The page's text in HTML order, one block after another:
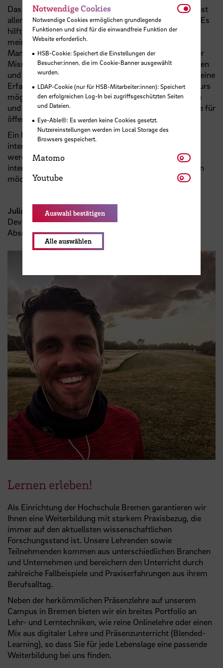
Das Wissen und die gelernten Methoden kann ich in fast
allen Lebenslagen anweden, privat wie auch beruflich. Es
hilft mir sehr, mit Menschen aus anderen Kulturen in
meiner täglichen Arbeit als internationaler Projekt
Manager, eine Brücke zu schlagen. Ich kann jetzt besser
Missverständnisse verhindern oder leichter identifizieren
und Konflikte einfach überwinden. Obwohl ich zuvor keine
Erfahrung mit Trainings hatte, war es mir nach dem Kurs
möglich, als Dozent für Interkulturelle Kommunikation
und Kommunikation & Verhandlung an der Hochschule für
öffentliche Verwaltung tätig zu werden.
Ein Empfehlung für alle, die planen selbst als
interkulturelle:r Trainer:in oder Multiplikator:in tätig zu
werden und auch diejenigen, die sich zukünftig im
interkulturellen Umfeld mit mehr Leichtigkeit bewegen
möchten."
Julian Wahlers,Manager Strategy and Corporate
Development, air upGmbH
Absolvent Ausbildung Interkulturelle:r Trainer:in
Lernen erleben!
Als Einrichtung der Hochschule Bremen garantieren wir
Ihnen eine Weiterbildung mit starkem Praxisbezug, die
immer auf den aktuellsten wissenschaftlichen
Forschungsstand ist. Unsere Lehrenden sowie
Teilnehmenden kommen aus unterschiedlichen Branchen
und Unternehmen und bereichern den Unterricht durch
zahlreiche Fallbeispiele und Praxiserfahrungen aus ihrem
Berufsalltag.
Neben der herkömmlichen Präsenzlehre auf unserem
Campus in Bremen bieten wir ein breites Portfolio an
Lehr- und Lerntechniken, wie reine Onlinelehre oder einen
Mix aus digitaler Lehre und Präsenzunterricht (Blended-
Learning), so dass Sie für jede Lebenslage eine passende
Weiterbildung bei uns finden.
Notwendige Cookies
Notwendige Cookies ermöglichen grundlegende
Funktionen und sind für die einwandfreie Funktion der
Website erforderlich.
HSB-Cookie: Speichert die Einstellungen der
Besucher:innen, die im Cookie-Banner ausgewählt
wurden.
LDAP-Cookie (nur für HSB-Mitarbeiter:innen): Speichert
den erfolgreichen Log-In bei zugriffsgeschützten Seiten
und Dateien.
Eye-Able®: Es werden keine Cookies gesetzt.
Nutzereinstellungen werden im Local Storage des
Browsers gespeichert.
Matomo Matomo
Youtube Youtube
Auswahl bestätigen
Alle auswählen